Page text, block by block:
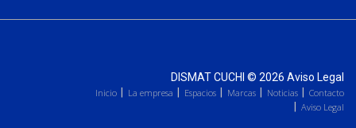
DISMAT CUCHI © 2026 Aviso Legal
Inicio La empresa Espacios Marcas Noticias
Contacto
Aviso Legal